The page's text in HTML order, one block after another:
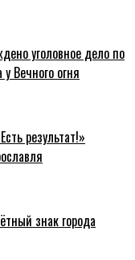
уголовное дело по
Вечного огня
результат!»
знак города